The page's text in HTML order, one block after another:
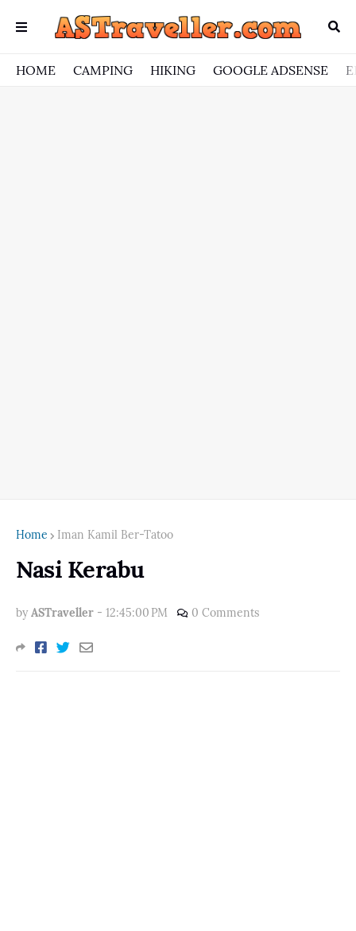
HOME CAMPING HIKING GOOGLE ADSENSE
Home Iman Kamil Ber-Tatoo
Nasi Kerabu
by ASTraveller - 12:45:00 PM 0 Comments